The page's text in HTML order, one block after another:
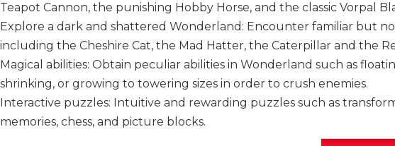
Teapot Cannon, the punishing Hobby Horse, and the classic Vorpal
Explore a dark and shattered Wonderland: Encounter familiar but
including the Cheshire Cat, the Mad Hatter, the Caterpillar and the
Magical abilities: Obtain peculiar abilities in Wonderland such as
shrinking, or growing to towering sizes in order to crush enemies.
Interactive puzzles: Intuitive and rewarding puzzles such as
memories, chess, and picture blocks.